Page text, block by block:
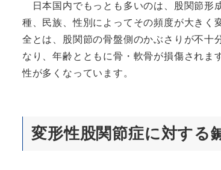
日本国内でもっとも多いのは、股関節形
種、民族、性別によってその頻度が大きく
全とは、股関節の骨盤側のかぶさりが不十
なり、年齢とともに骨・軟骨が損傷されま
性が多くなっています。
変形性股関節症に対する